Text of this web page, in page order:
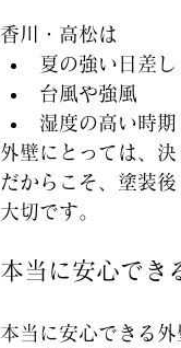
香川・高松は
夏の強い日差し
台風や強風
湿度の高い時期
外壁にとっては、決
だからこそ、塗装
大切です。
本当に安心でき
本当に安心できる